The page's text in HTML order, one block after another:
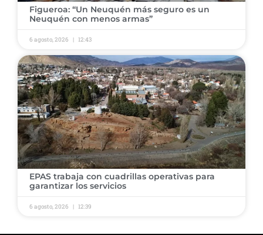
​Figueroa: “Un Neuquén más seguro es un
Neuquén con menos armas” ​
6 agosto, 2026 12:43
​EPAS trabaja con cuadrillas operativas para
garantizar los servicios ​
6 agosto, 2026 12:39